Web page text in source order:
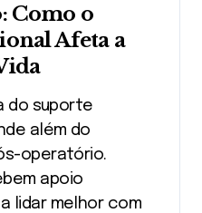
Como o
Afeta a
do suporte
além do
operatório.
apoio
lidar melhor com